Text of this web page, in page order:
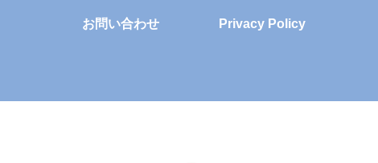
お問い合わせ Privacy Policy